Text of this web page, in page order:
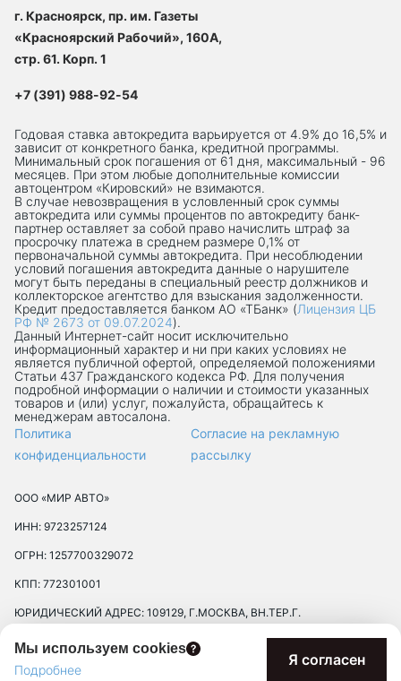
Мы используем cookies
Подробнее
Я согласен
г. Красноярск, пр. им. Газеты
«Красноярский Рабочий», 160А,
стр. 61. Корп. 1
+7 (391) 988-92-54
Годовая ставка автокредита варьируется от 4.9% до 16,5% и
зависит от конкретного банка, кредитной программы.
Минимальный срок погашения от 61 дня, максимальный - 96
месяцев. При этом любые дополнительные комиссии
автоцентром «Кировский» не взимаются.
В случае невозвращения в условленный срок суммы
автокредита или суммы процентов по автокредиту банк-
партнер оставляет за собой право начислить штраф за
просрочку платежа в среднем размере 0,1% от
первоначальной суммы автокредита. При несоблюдении
условий погашения автокредита данные о нарушителе
могут быть переданы в специальный реестр должников и
коллекторское агентство для взыскания задолженности.
Кредит предоставляется банком АО «ТБанк» (Лицензия ЦБ
РФ № 2673 от 09.07.2024).
Данный Интернет-сaйт носит исключительно
информационный характер и ни при каких условиях не
является публичной офертой, определяемой положениями
Статьи 437 Гражданского кодекса РФ. Для получения
подробной информации о наличии и стоимости указанных
товаров и (или) услуг, пожалуйста, обращайтесь к
менеджерам автосалона.
Политика
конфиденциальности
Согласие на рекламную
рассылку
ООО «МИР АВТО»
ИНН: 9723257124
ОГРН: 1257700329072
КПП: 772301001
ЮРИДИЧЕСКИЙ АДРЕС: 109129, Г.МОСКВА, ВН.ТЕР.Г.
ТЕКСТИЛЬЩИКОВ, Д. 13, К. 2, ПОМЕЩ. 17/8П